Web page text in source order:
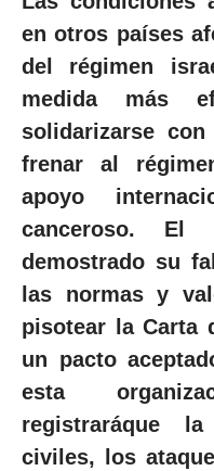
en otros países
del régimen
medida más
solidarizarse
frenar al
apoyo
canceroso. El
demostrado su
las normas y
pisotear la Carta
un pacto
esta
registraráque
civiles, los